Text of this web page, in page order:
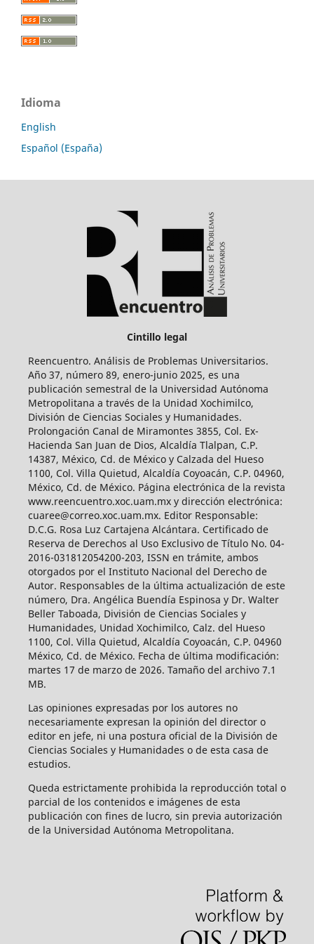
Idioma
English
Español (España)
Cintillo legal
Reencuentro. Análisis de Problemas Universitarios.
Año 37, número 89, enero-junio 2025, es una
publicación semestral de la Universidad Autónoma
Metropolitana a través de la Unidad Xochimilco,
División de Ciencias Sociales y Humanidades.
Prolongación Canal de Miramontes 3855, Col. Ex-
Hacienda San Juan de Dios, Alcaldía Tlalpan, C.P.
14387, México, Cd. de México y Calzada del Hueso
1100, Col. Villa Quietud, Alcaldía Coyoacán, C.P. 04960,
México, Cd. de México. Página electrónica de la revista
www.reencuentro.xoc.uam.mx y dirección electrónica:
cuaree@correo.xoc.uam.mx. Editor Responsable:
D.C.G. Rosa Luz Cartajena Alcántara. Certificado de
Reserva de Derechos al Uso Exclusivo de Título No. 04-
2016-031812054200-203, ISSN en trámite, ambos
otorgados por el Instituto Nacional del Derecho de
Autor. Responsables de la última actualización de este
número, Dra. Angélica Buendía Espinosa y Dr. Walter
Beller Taboada, División de Ciencias Sociales y
Humanidades, Unidad Xochimilco, Calz. del Hueso
1100, Col. Villa Quietud, Alcaldía Coyoacán, C.P. 04960
México, Cd. de México. Fecha de última modificación:
martes 17 de marzo de 2026. Tamaño del archivo 7.1
MB.
Las opiniones expresadas por los autores no
necesariamente expresan la opinión del director o
editor en jefe, ni una postura oficial de la División de
Ciencias Sociales y Humanidades o de esta casa de
estudios.
Queda estrictamente prohibida la reproducción total o
parcial de los contenidos e imágenes de esta
publicación con fines de lucro, sin previa autorización
de la Universidad Autónoma Metropolitana.